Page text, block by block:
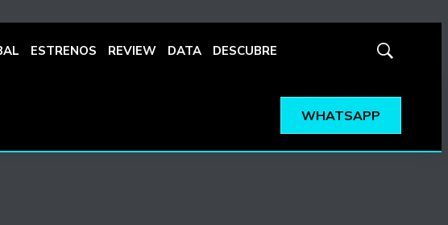
ESTRENOS REVIEW DATA DESCUBRE
Mostrar
WHATSAPP